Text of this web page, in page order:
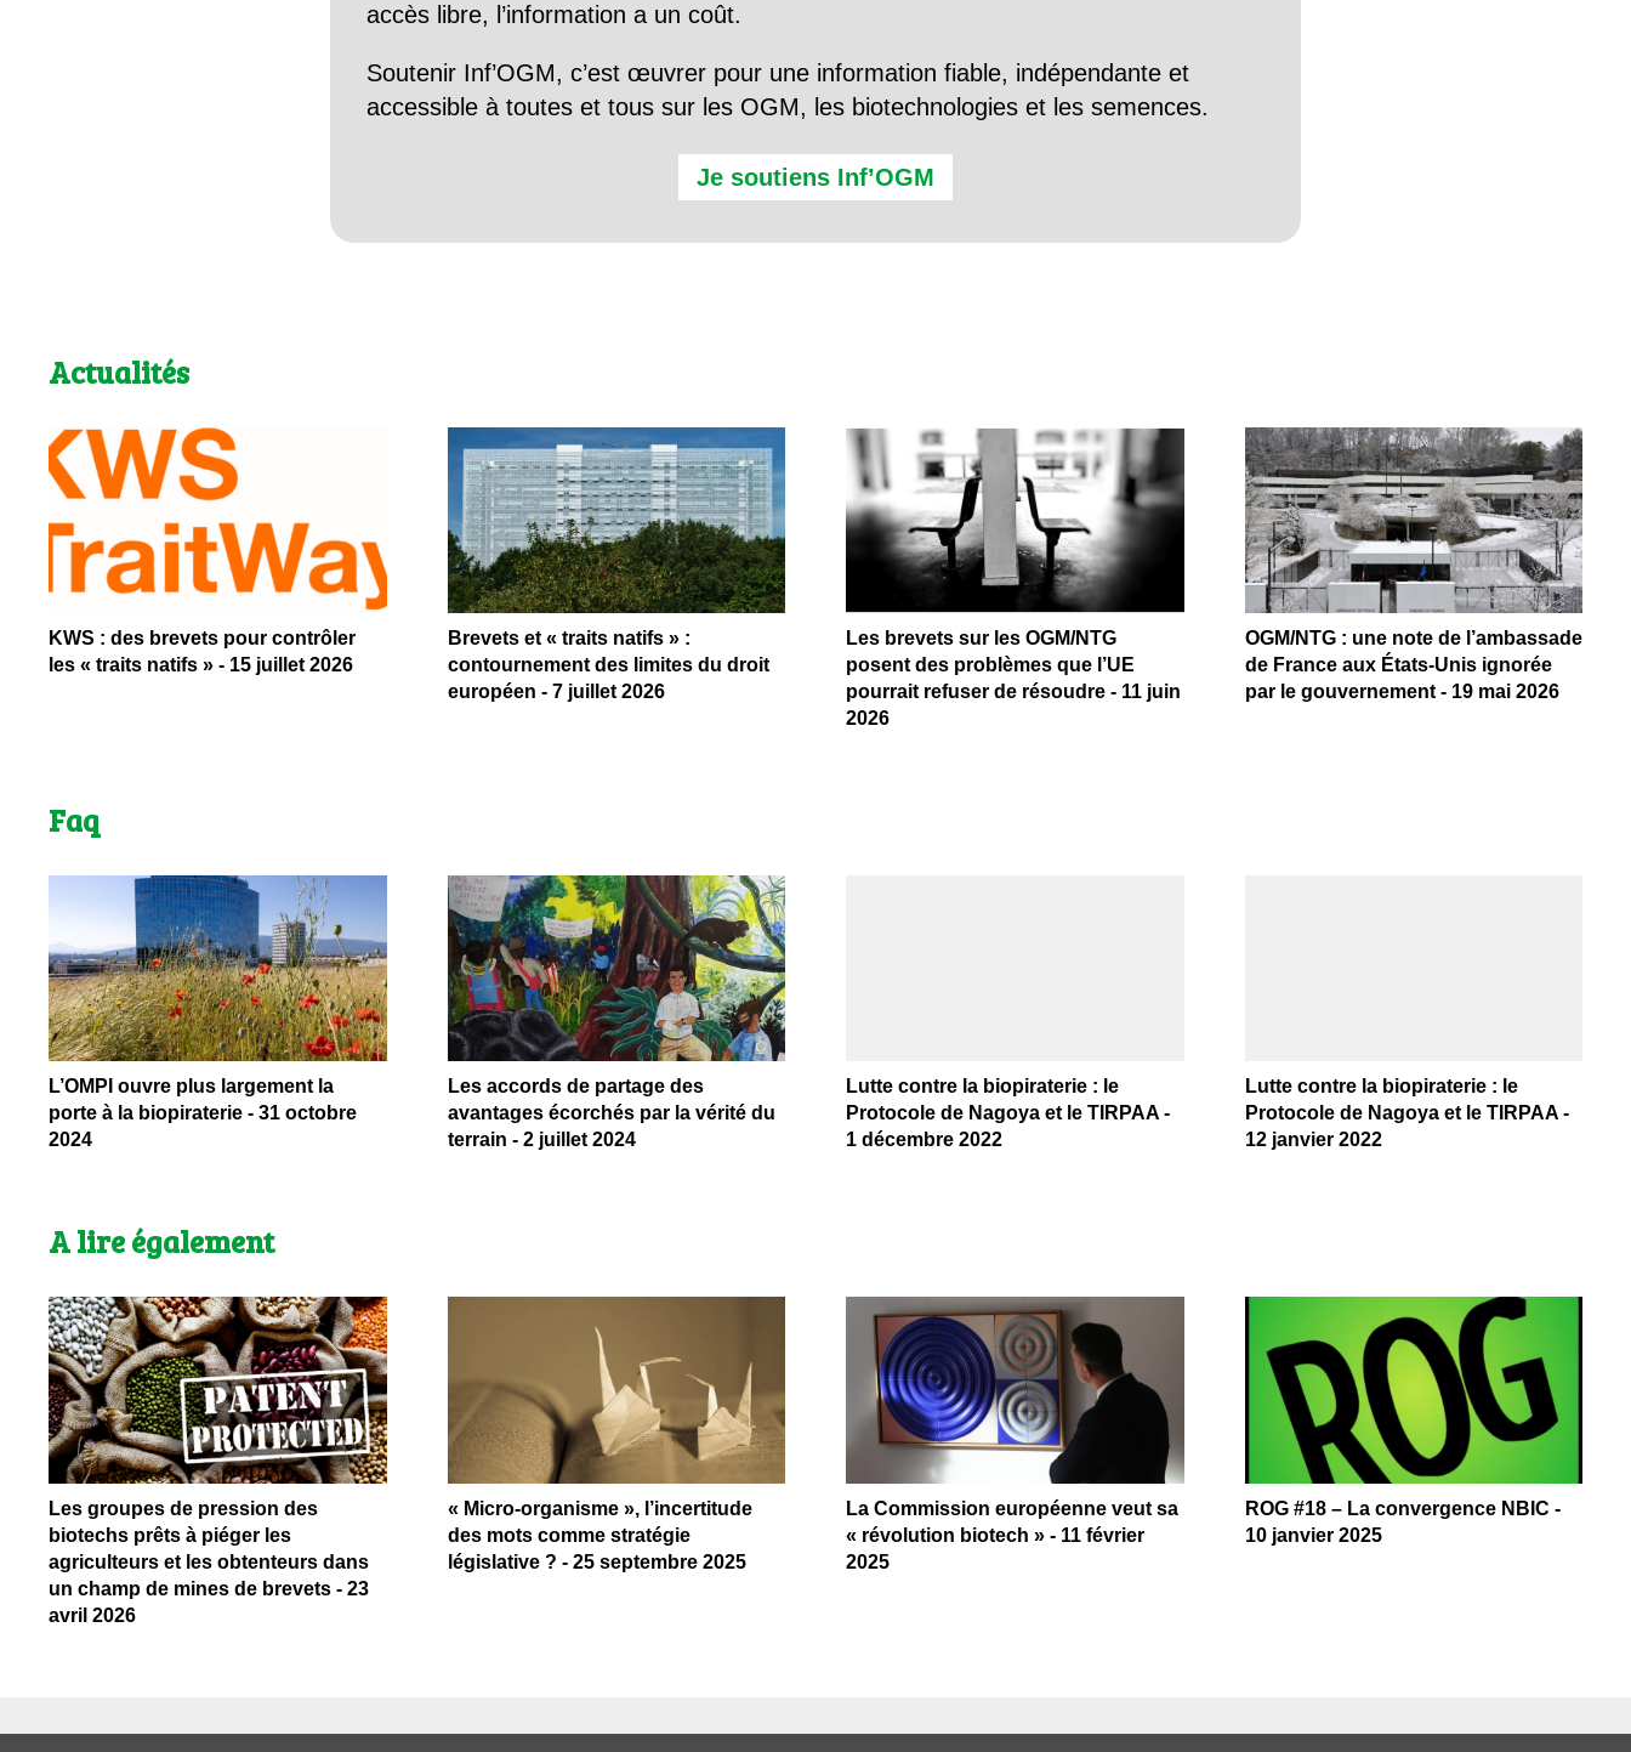
accès libre, l’information a un coût.
Soutenir Inf’OGM, c’est œuvrer pour une information fiable, indépendante et
accessible à toutes et tous sur les OGM, les biotechnologies et les semences.
Je soutiens Inf’OGM
Actualités
KWS : des brevets pour contrôler
les « traits natifs » - 15 juillet 2026
Brevets et « traits natifs » :
contournement des limites du droit
européen - 7 juillet 2026
Les brevets sur les OGM/NTG
posent des problèmes que l’UE
pourrait refuser de résoudre - 11 juin
2026
OGM/NTG : une note de l’ambassade
de France aux États-Unis ignorée
par le gouvernement - 19 mai 2026
Faq
L’OMPI ouvre plus largement la
porte à la biopiraterie - 31 octobre
2024
Les accords de partage des
avantages écorchés par la vérité du
terrain - 2 juillet 2024
Lutte contre la biopiraterie : le
Protocole de Nagoya et le TIRPAA -
1 décembre 2022
Lutte contre la biopiraterie : le
Protocole de Nagoya et le TIRPAA -
12 janvier 2022
A lire également
Les groupes de pression des
biotechs prêts à piéger les
agriculteurs et les obtenteurs dans
un champ de mines de brevets - 23
avril 2026
« Micro-organisme », l’incertitude
des mots comme stratégie
législative ? - 25 septembre 2025
La Commission européenne veut sa
« révolution biotech » - 11 février
2025
ROG #18 – La convergence NBIC -
10 janvier 2025